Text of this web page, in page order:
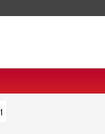
edilməlidir?